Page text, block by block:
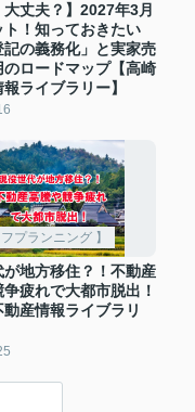
大丈夫？】2027年3月
ト！知っておきたい
記の義務化」と実家売
のロードマップ【高崎
ライブラリー】
フプランニング 】
が地方移住？！不動産
疲れで大都市脱出！
動産情報ライブラリ